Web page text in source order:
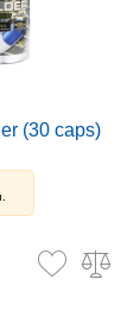
(30 caps)